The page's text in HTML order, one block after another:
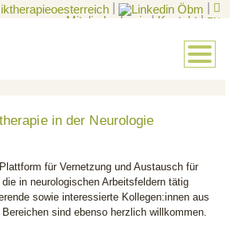
Mitglieder-Login
| Kontakt | EN
in der Neurologie
für Vernetzung und Austausch für
in neurologischen Arbeitsfeldern tätig
sowie interessierte Kollegen:innen aus
sind ebenso herzlich willkommen.